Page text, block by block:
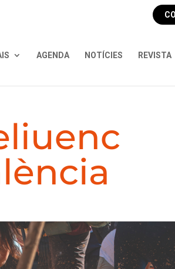
AGENDA NOTÍCIES REVISTA